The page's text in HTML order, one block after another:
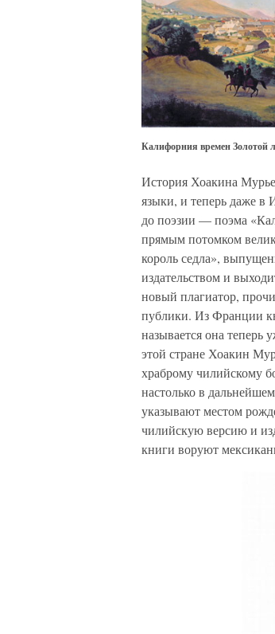
Калифорния времен Золотой
История Хоакина
языки, и теперь даже
до поэзии — поэма
прямым потомком
король седла»,
издательством и
новый плагиатор,
публики. Из Франции
называется она
этой стране Хоакин
храброму чилийскому
настолько в
указывают местом
чилийскую версию и
книги воруют